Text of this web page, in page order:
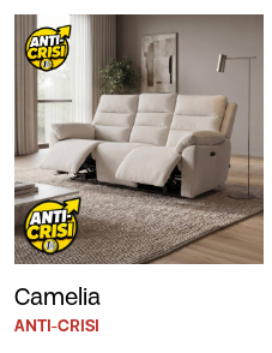
Camelia
ANTI-CRISI